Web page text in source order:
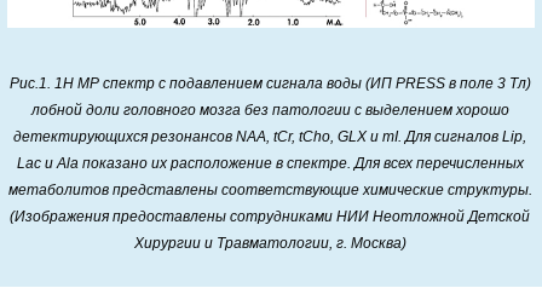
Рис.1. 1Н МР спектр с подавлением сигнала воды (ИП PRESS в поле 3 Тл)
лобной доли головного мозга без патологии с выделением хорошо
детектирующихся резонансов NAA, tCr, tCho, GLX и mI. Для сигналов Lip,
Lac и Ala показано их расположение в спектре. Для всех перечисленных
метаболитов представлены соответствующие химические структуры.
(Изображения предоставлены сотрудниками НИИ Неотложной Детской
Хирургии и Травматологии, г. Москва)